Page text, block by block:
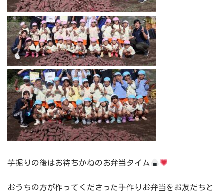
芋掘りの後はお待ちかねのお弁当タイム
おうちの方が作ってくださった手作りお弁当をお友だちと